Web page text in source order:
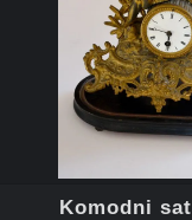
Komodni sat